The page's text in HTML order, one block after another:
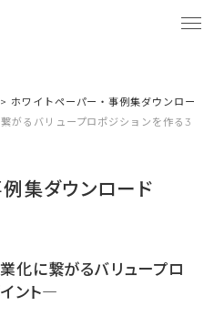
> ホワイトペーパー・事例集ダウンロー
るバリュープロポジションを作る3
集ダウンロード
に繋がるバリュープロ
ント―